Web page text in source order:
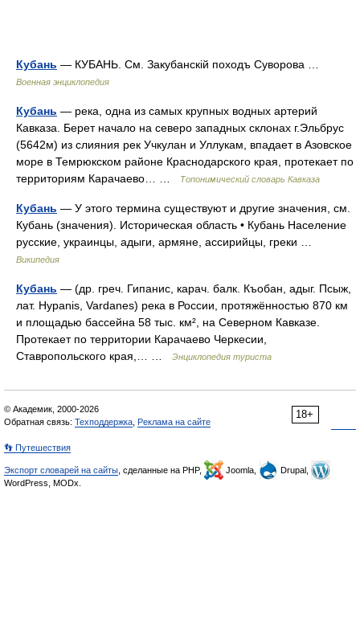
Кубань — КУБАНЬ. См. Закубанскій походъ Суворова …
Военная энциклопедия
Кубань — река, одна из самых крупных водных артерий
Кавказа. Берет начало на северо западных склонах г.Эльбрус
(5642м) из слияния рек Учкулан и Уллукам, впадает в Азовское
море в Темрюкском районе Краснодарского края, протекает по
территориям Карачаево… …
Топонимический словарь Кавказа
Кубань — У этого термина существуют и другие значения, см.
Кубань (значения). Историческая область • Кубань Население
русские, украинцы, адыги, армяне, ассирийцы, греки …
Википедия
Кубань — (др. греч. Гипанис, карач. балк. Къобан, адыг. Псыж,
лат. Hypanis, Vardanes) река в России, протяжённостью 870 км
и площадью бассейна 58 тыс. км², на Северном Кавказе.
Протекает по территории Карачаево Черкесии,
Ставропольского края,… …
Энциклопедия туриста
18+
© Академик, 2000-2026
Обратная связь: Техподдержка Реклама на сайте
👣 Путешествия
Экспорт словарей на сайты , сделанные на PHP, Joomla,
Drupal,
WordPress, MODx.